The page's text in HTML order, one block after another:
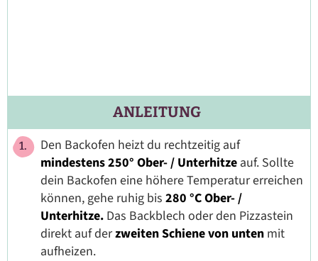
ANLEITUNG
Den Backofen heizt du rechtzeitig auf
mindestens 250° Ober- / Unterhitze auf. Sollte
dein Backofen eine höhere Temperatur erreichen
können, gehe ruhig bis 280 °C Ober- /
Unterhitze. Das Backblech oder den Pizzastein
direkt auf derzweiten Schiene von unten mit
aufheizen.